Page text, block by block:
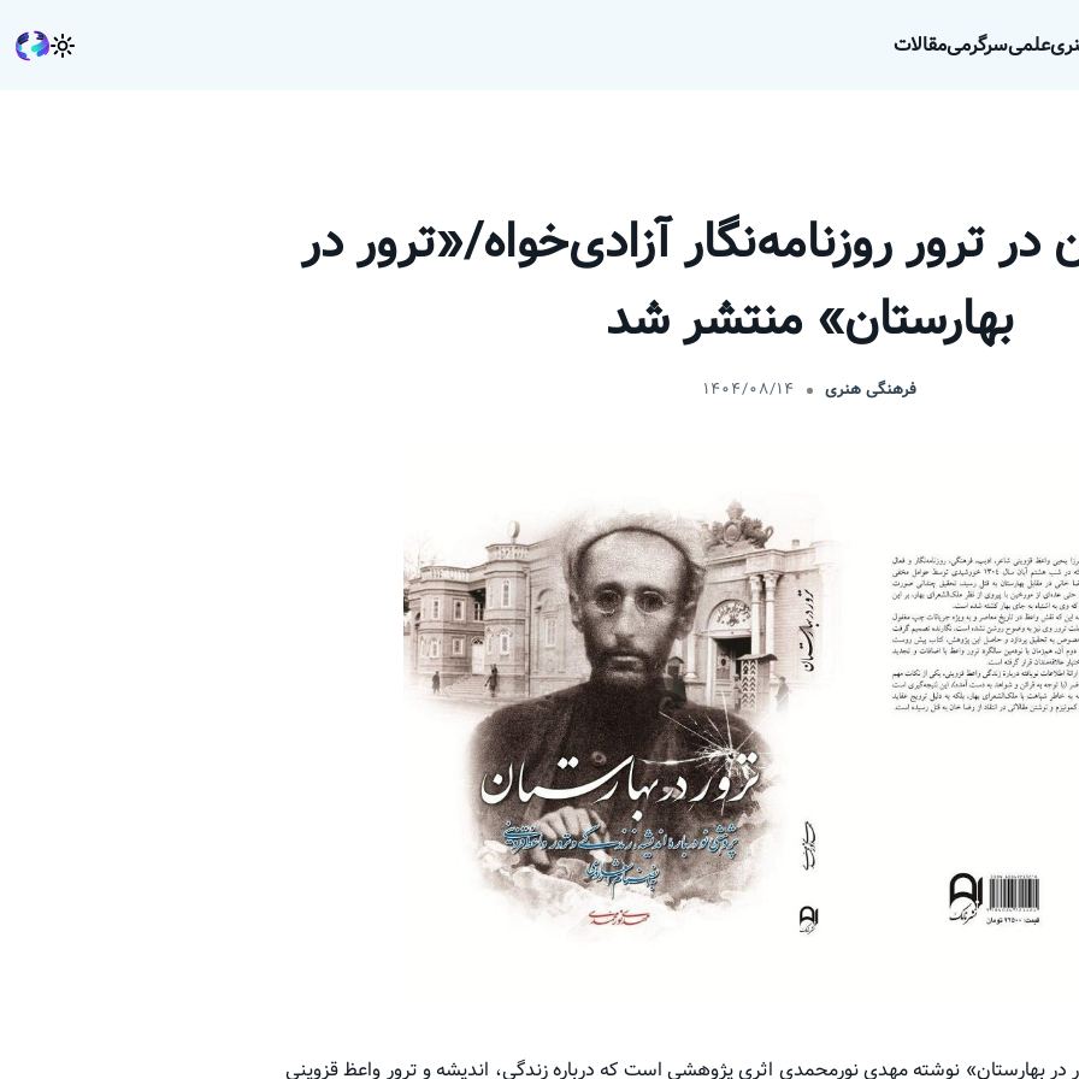
علمیسرگرمیمقالات
ترور روزنامه‌نگار آزادی‌خواه/«ترور در
بهارستان» منتشر شد
فرهنگی هنری ۱۴۰۴/۰۸/۱۴
در بهارستان» نوشته مهدی نورمحمدی اثری پژوهشی است که درباره زندگی، اندیشه و ترور واعظ قزوینی